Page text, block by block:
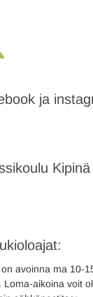
ja
avoinna ma 10-
Loma-aikoina voit